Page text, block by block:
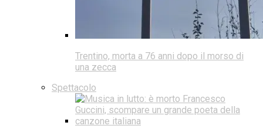
Trentino, morta a 76 anni dopo il morso di
una zecca
Spettacolo